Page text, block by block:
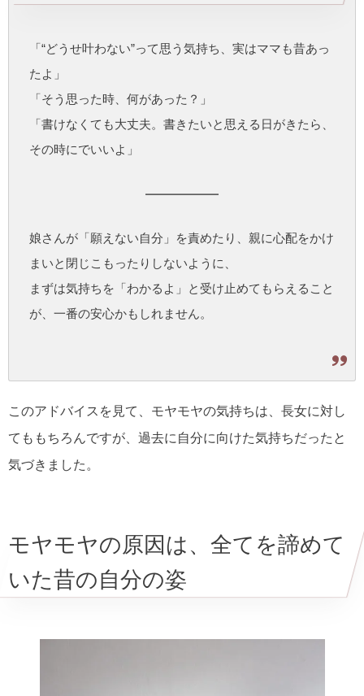
「“どうせ叶わない”って思う気持ち、実はママも昔あっ
たよ」
「そう思った時、何があった？」
「書けなくても大丈夫。書きたいと思える日がきたら、
その時にでいいよ」
娘さんが「願えない自分」を責めたり、親に心配をかけ
まいと閉じこもったりしないように、
まずは気持ちを「わかるよ」と受け止めてもらえること
が、一番の安心かもしれません。
このアドバイスを見て、モヤモヤの気持ちは、長女に対し
てももちろんですが、過去に自分に向けた気持ちだったと
気づきました。
モヤモヤの原因は、全てを諦めて
いた昔の自分の姿